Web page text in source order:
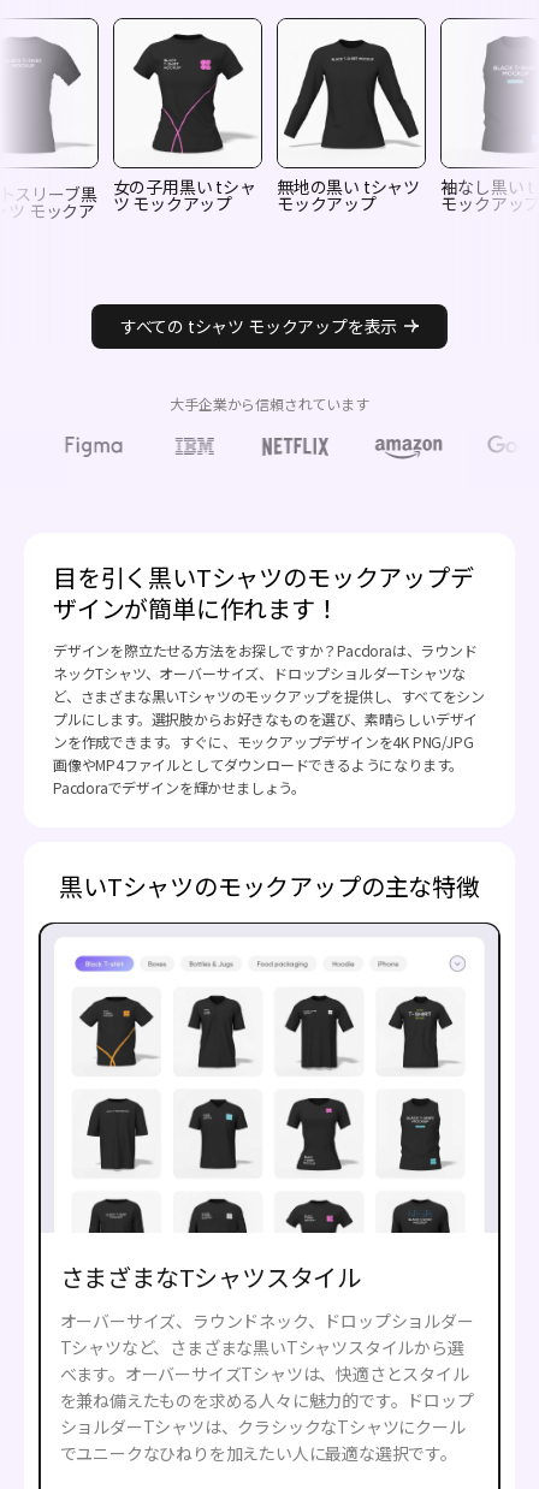
スリーブ黒
ツ モックア
女の子用黒い tシャ
ツ モックアップ
無地の黒い tシャツ
モックアップ
袖なし黒い t
モックアッ
すべての tシャツ モックアップを表示
大手企業から信頼されています
目を引く黒いTシャツのモックアップデ
ザインが簡単に作れます！
デザインを際立たせる方法をお探しですか？Pacdoraは、ラウンド
ネックTシャツ、オーバーサイズ、ドロップショルダーTシャツな
ど、さまざまな黒いTシャツのモックアップを提供し、すべてをシン
プルにします。選択肢からお好きなものを選び、素晴らしいデザイ
ンを作成できます。すぐに、モックアップデザインを4K PNG/JPG
画像やMP4ファイルとしてダウンロードできるようになります。
Pacdoraでデザインを輝かせましょう。
黒いTシャツのモックアップの主な特徴
さまざまなTシャツスタイル
オーバーサイズ、ラウンドネック、ドロップショルダー
Tシャツなど、さまざまな黒いTシャツスタイルから選
べます。オーバーサイズTシャツは、快適さとスタイル
を兼ね備えたものを求める人々に魅力的です。ドロップ
ショルダーTシャツは、クラシックなTシャツにクール
でユニークなひねりを加えたい人に最適な選択です。